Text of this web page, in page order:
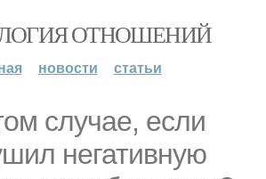
ОТНОШЕНИЙ
новости статьи
случае, если
негативную